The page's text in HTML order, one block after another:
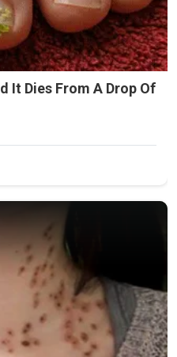
It Dies From A Drop Of